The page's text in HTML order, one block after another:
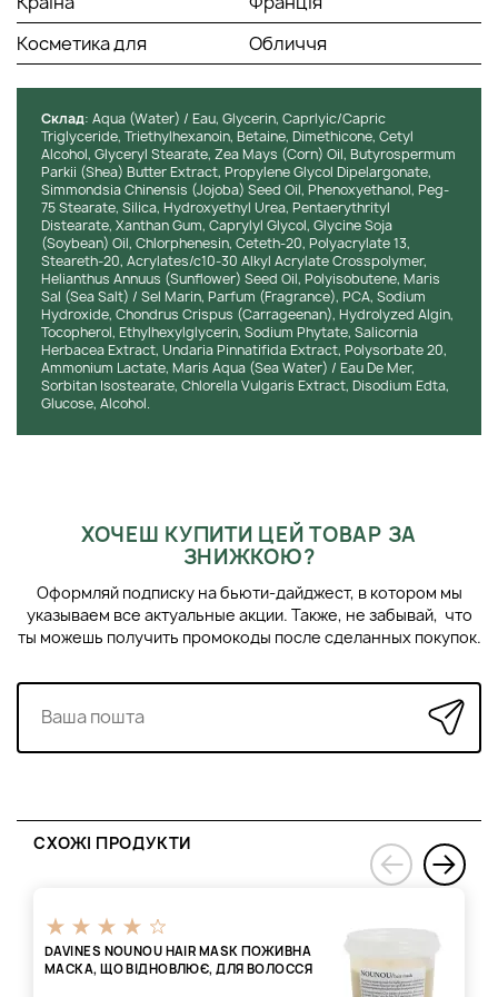
Косметика для
Обличчя
Cклад: Aqua (Water) / Eau, Glycerin, Caprlyic/Capric
Triglyceride, Triethylhexanoin, Betaine, Dimethicone, Cetyl
Alcohol, Glyceryl Stearate, Zea Mays (Corn) Oil, Butyrospermum
Parkii (Shea) Butter Extract, Propylene Glycol Dipelargonate,
Simmondsia Chinensis (Jojoba) Seed Oil, Phenoxyethanol, Peg-
75 Stearate, Silica, Hydroxyethyl Urea, Pentaerythrityl
Distearate, Xanthan Gum, Caprylyl Glycol, Glycine Soja
(Soybean) Oil, Chlorphenesin, Ceteth-20, Polyacrylate 13,
Steareth-20, Acrylates/c10-30 Alkyl Acrylate Crosspolymer,
Helianthus Annuus (Sunflower) Seed Oil, Polyisobutene, Maris
Sal (Sea Salt) / Sel Marin, Parfum (Fragrance), PCA, Sodium
Hydroxide, Chondrus Crispus (Carrageenan), Hydrolyzed Algin,
Tocopherol, Ethylhexylglycerin, Sodium Phytate, Salicornia
Herbacea Extract, Undaria Pinnatifida Extract, Polysorbate 20,
Ammonium Lactate, Maris Aqua (Sea Water) / Eau De Mer,
Sorbitan Isostearate, Chlorella Vulgaris Extract, Disodium Edta,
Glucose, Alcohol.
ХОЧЕШ КУПИТИ ЦЕЙ ТОВАР ЗА
ЗНИЖКОЮ?
Оформляй подписку на бьюти-дайджест, в котором мы
указываем все актуальные акции. Также, не забывай, что
ты можешь получить промокоды после сделанных покупок.
СХОЖІ ПРОДУКТИ
DAVINES NOUNOU HAIR MASK ПОЖИВНА
МАСКА, ЩО ВІДНОВЛЮЄ, ДЛЯ ВОЛОССЯ
‹
›